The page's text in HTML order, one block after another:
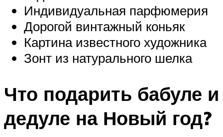
Индивидуальная парфюмерия
Дорогой винтажный коньяк
Картина известного художника
Зонт из натурального шелка
Что подарить бабуле и
дедуле на Новый год?